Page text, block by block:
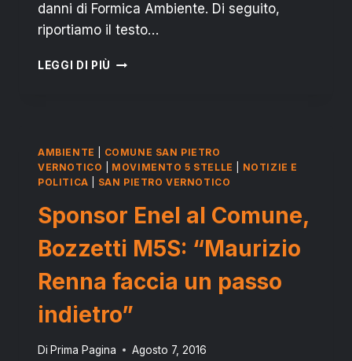
danni di Formica Ambiente. Di seguito,
riportiamo il testo…
LEGGI DI PIÙ RIZZO
“FATTURE
IN
AI
RAPPORTI
AMICALI”
AMBIENTE
COMUNE SAN PIETRO
VERNOTICO
MOVIMENTO 5 STELLE
NOTIZIE E
POLITICA
SAN PIETRO VERNOTICO
Sponsor Enel al Comune,
Bozzetti M5S: “Maurizio
Renna faccia un passo
indietro”
Di Prima Pagina Agosto 7, 2016